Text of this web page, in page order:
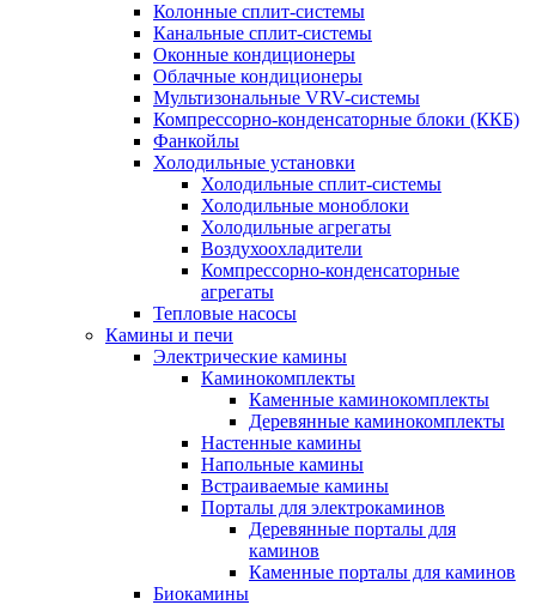
Колонные сплит-системы
Канальные сплит-системы
Оконные кондиционеры
Облачные кондиционеры
Мультизональные VRV-системы
Компрессорно-конденсаторные блоки (ККБ)
Фанкойлы
Холодильные установки
Холодильные сплит-системы
Холодильные моноблоки
Холодильные агрегаты
Воздухоохладители
Компрессорно-конденсаторные
агрегаты
Тепловые насосы
Камины и печи
Электрические камины
Каминокомплекты
Каменные каминокомплекты
Деревянные каминокомплекты
Настенные камины
Напольные камины
Встраиваемые камины
Порталы для электрокаминов
Деревянные порталы для
каминов
Каменные порталы для каминов
Биокамины